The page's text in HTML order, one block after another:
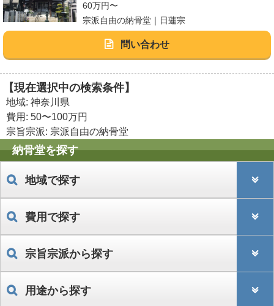
60万円〜
宗派自由の納骨堂｜日蓮宗
問い合わせ
【現在選択中の検索条件】
地域: 神奈川県
費用: 50〜100万円
宗旨宗派: 宗派自由の納骨堂
納骨堂を探す
地域で探す
費用で探す
宗旨宗派から探す
用途から探す